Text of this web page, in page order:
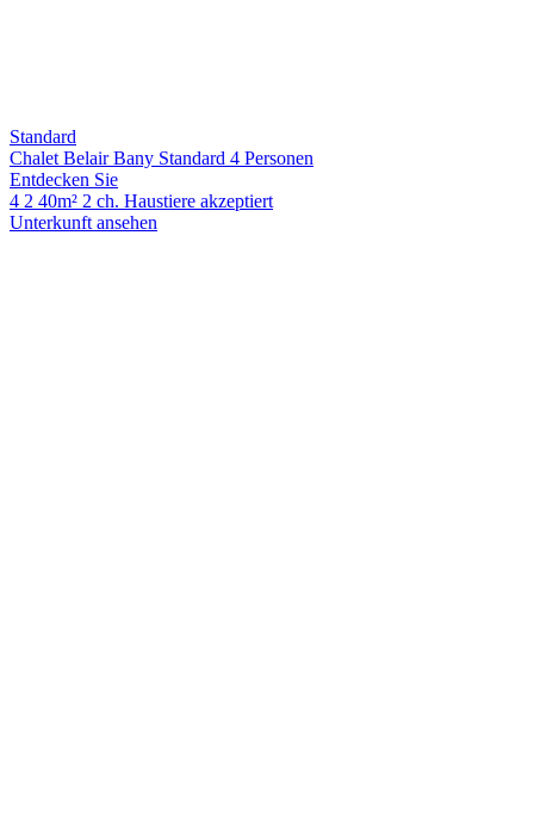
Standard
Chalet Belair Bany Standard 4 Personen
Entdecken Sie
4 2 40m² 2 ch. Haustiere akzeptiert
Unterkunft ansehen